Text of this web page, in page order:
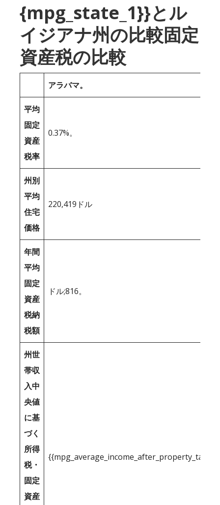
{mpg_state_1}}とル
イジアナ州の比較固定
資産税の比較
アラバマ。
平均
固定
資産
税率
0.37%。
州別
平均
住宅
価格
220,419ドル
年間
平均
固定
資産
税納
税額
ドル;816。
州世
帯収
入中
央値
に基
づく
所得
税・
固定
資産